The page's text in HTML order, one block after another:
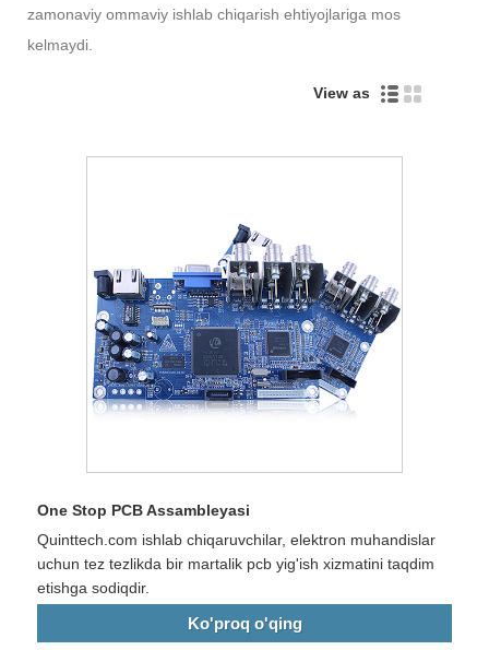
zamonaviy ommaviy ishlab chiqarish ehtiyojlariga mos
kelmaydi.
View as
One Stop PCB Assambleyasi
Quinttech.com ishlab chiqaruvchilar, elektron muhandislar
uchun tez tezlikda bir martalik pcb yig'ish xizmatini taqdim
etishga sodiqdir.
Ko'proq o'qing